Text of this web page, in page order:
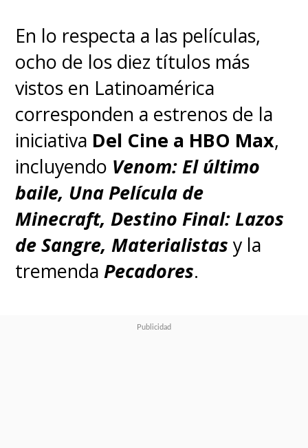
En lo respecta a las películas,
ocho de los diez títulos más
vistos en Latinoamérica
corresponden a estrenos de la
iniciativa Del Cine a HBO Max,
incluyendo Venom: El último
baile, Una Película de
Minecraft, Destino Final: Lazos
de Sangre, Materialistas y la
tremendaPecadores.